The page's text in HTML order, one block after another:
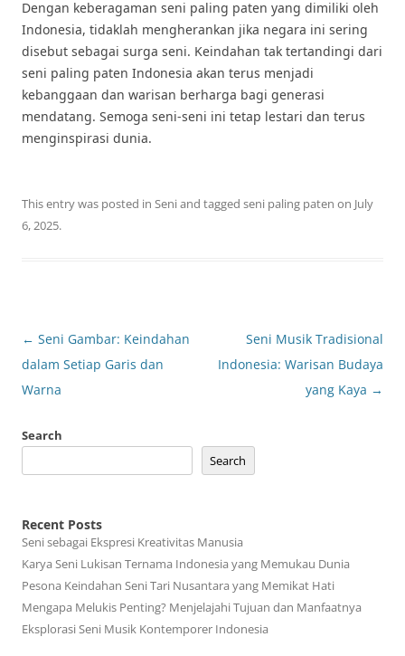
Dengan keberagaman seni paling paten yang dimiliki oleh
Indonesia, tidaklah mengherankan jika negara ini sering
disebut sebagai surga seni. Keindahan tak tertandingi dari
seni paling paten Indonesia akan terus menjadi
kebanggaan dan warisan berharga bagi generasi
mendatang. Semoga seni-seni ini tetap lestari dan terus
menginspirasi dunia.
This entry was posted in Seniand tagged seni paling paten on July
6, 2025.
Post
navigation
← Seni Gambar: Keindahan
dalam Setiap Garis dan
Warna
Seni Musik Tradisional
Indonesia: Warisan Budaya
yang Kaya →
Search
Search
Recent Posts
Seni sebagai Ekspresi Kreativitas Manusia
Karya Seni Lukisan Ternama Indonesia yang Memukau Dunia
Pesona Keindahan Seni Tari Nusantara yang Memikat Hati
Mengapa Melukis Penting? Menjelajahi Tujuan dan Manfaatnya
Eksplorasi Seni Musik Kontemporer Indonesia